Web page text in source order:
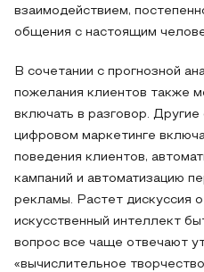
взаимодействием,
общения с настоящим
В сочетании с прогнозной
пожелания клиентов также
включать в разговор.
цифровом маркетинге
поведения клиентов,
кампаний и автоматизацию
рекламы. Растет дискуссия
искусственный интеллект
вопрос все чаще отвечают
«вычислительное